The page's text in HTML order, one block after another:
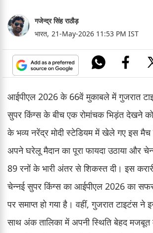
गजेन्द्र सिंह राठौड़
भारत, 21-May-2026 11:53 PM IST
आईपीएल 2026 के 66वें मुकाबले में गुजरात
सुपर किंग्स के बीच एक रोमांचक भिड़ंत देखने को
के भव्य नरेंद्र मोदी स्टेडियम में खेले गए इस
अपने घरेलू मैदान का पूरा फायदा उठाया और
89 रनों के भारी अंतर से शिकस्त दी। इस
चेन्नई सुपर किंग्स का आईपीएल 2026 का
पर समाप्त हो गया है। वहीं, गुजरात टाइटंस ने
साथ अंक तालिका में अपनी स्थिति बेहद